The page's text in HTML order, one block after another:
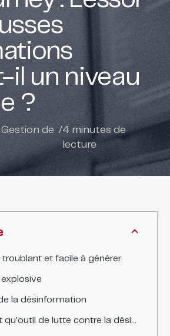
il un niveau
?
Gestion de /4 minutes de
lecture
troublant et facile à générer
la désinformation
de lutte contre la désinformation